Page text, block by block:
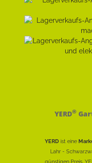
YERD®
YERD ist eine
Lahr -
günstigen Preis.